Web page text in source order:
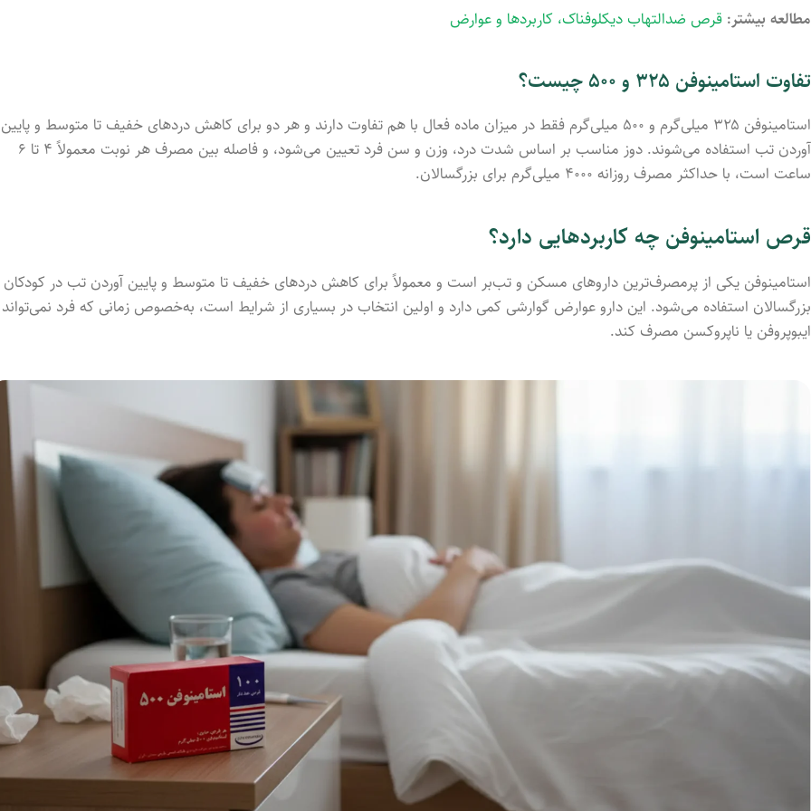
مطالعه بیشتر: قرص ضدالتهاب دیکلوفناک، کاربردها و عوارض
تفاوت استامینوفن ۳۲۵ و ۵۰۰ چیست؟
استامینوفن ۳۲۵ میلی‌گرم و ۵۰۰ میلی‌گرم فقط در میزان ماده فعال با هم تفاوت دارند و هر دو برای کاهش دردهای خفیف تا متوسط و پایین
آوردن تب استفاده می‌شوند. دوز مناسب بر اساس شدت درد، وزن و سن فرد تعیین می‌شود، و فاصله بین مصرف هر نوبت معمولاً ۴ تا ۶
ساعت است، با حداکثر مصرف روزانه ۴۰۰۰ میلی‌گرم برای بزرگسالان.
قرص استامینوفن چه کاربردهایی دارد؟
استامینوفن یکی از پرمصرف‌ترین داروهای مسکن و تب‌بر است و معمولاً برای کاهش دردهای خفیف تا متوسط و پایین آوردن تب در
بزرگسالان استفاده می‌شود. این دارو عوارض گوارشی کمی دارد و اولین انتخاب در بسیاری از شرایط است، به‌خصوص زمانی که فرد نمی‌تواند
ایبوپروفن یا ناپروکسن مصرف کند.